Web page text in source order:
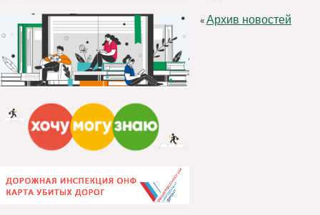
«Архив новостей